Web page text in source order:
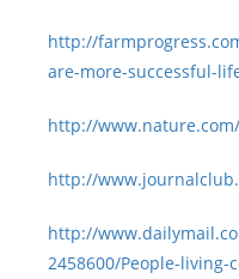
http://
are-more-successful-
http://
http://
http://
2458600/People-